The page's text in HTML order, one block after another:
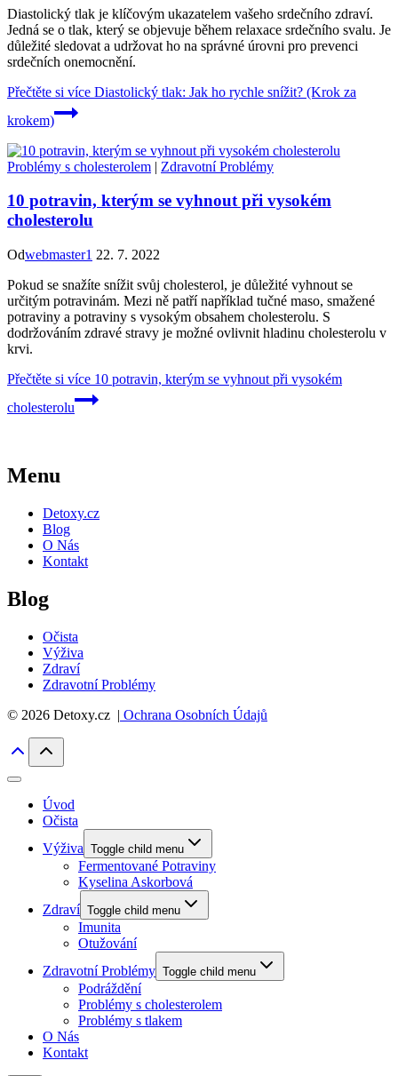
Diastolický tlak je klíčovým ukazatelem vašeho srdečního zdraví.
Jedná se o tlak, který se objevuje během relaxace srdečního svalu. Je
důležité sledovat a udržovat ho na správné úrovni pro prevenci
srdečních onemocnění.
Přečtěte si více Diastolický tlak: Jak ho rychle snížit? (Krok za
krokem)
Problémy s cholesterolem | Zdravotní Problémy
10 potravin, kterým se vyhnout při vysokém
cholesterolu
Odwebmaster1 22. 7. 2022
Pokud se snažíte snížit svůj cholesterol, je důležité vyhnout se
určitým potravinám. Mezi ně patří například tučné maso, smažené
potraviny a potraviny s vysokým obsahem cholesterolu. S
dodržováním zdravé stravy je možné ovlivnit hladinu cholesterolu v
krvi.
Přečtěte si více 10 potravin, kterým se vyhnout při vysokém
cholesterolu
Menu
Detoxy.cz
Blog
O Nás
Kontakt
Blog
Očista
Výživa
Zdraví
Zdravotní Problémy
© 2026 Detoxy.cz | Ochrana Osobních Údajů
Úvod
Očista
Výživa Toggle child menu
Fermentované Potraviny
Kyselina Askorbová
Zdraví Toggle child menu
Imunita
Otužování
Zdravotní Problémy Toggle child menu
Podráždění
Problémy s cholesterolem
Problémy s tlakem
O Nás
Kontakt